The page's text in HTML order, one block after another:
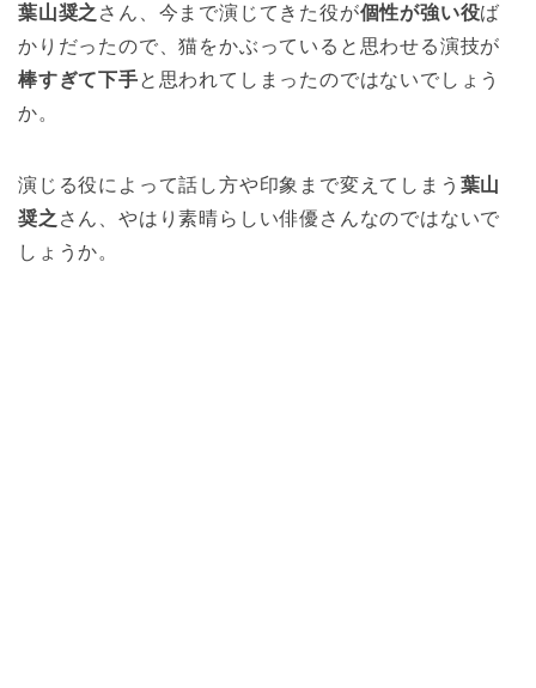
葉山奨之 さん、今まで演じてきた役が個性が強い役ば
かりだったので、猫をかぶっていると思わせる演技が
棒すぎて下手と思われてしまったのではないでしょう
か。
演じる役によって話し方や印象まで変えてしまう 葉山
奨之 さん、やはり素晴らしい俳優さんなのではないで
しょうか。